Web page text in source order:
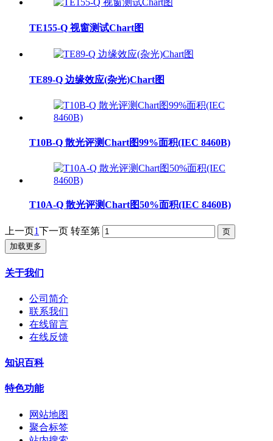
TE155-Q 视窗测试Chart图
TE89-Q 边缘效应(杂光)Chart图
T10B-Q 散光评测Chart图99%面积(IEC 8460B)
T10A-Q 散光评测Chart图50%面积(IEC 8460B)
上一页1下一页 转至第
加载更多
关于我们
公司简介
联系我们
在线留言
在线反馈
知识百科
特色功能
网站地图
聚合标签